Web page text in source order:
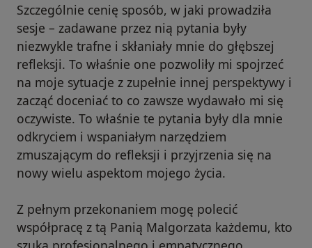
Szczególnie cenię sposób, w jaki prowadziła
sesje – zadawane przez nią pytania były
niezwykle trafne i skłaniały mnie do głębszej
refleksji. To właśnie one pozwoliły mi spojrzeć
na moje sytuacje z zupełnie innej perspektywy i
zacząć doceniać to co zawsze wydawało mi się
oczywiste. To właśnie te pytania były dla mnie
odkryciem i wspaniałym narzędziem
zmuszającym do refleksji i przyjrzenia się na
nowy wielu aspektom mojego życia.
Z pełnym przekonaniem mogę polecić
współpracę z tą Panią Malgorzata każdemu, kto